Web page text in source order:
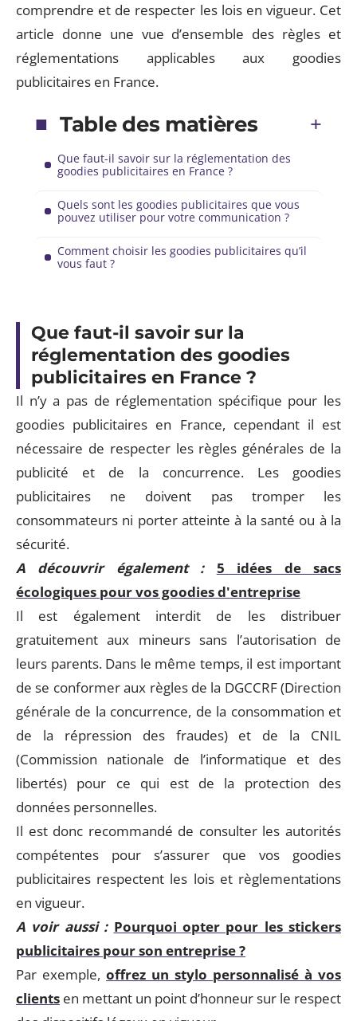
comprendre et de respecter les lois en vigueur. Cet
article donne une vue d’ensemble des règles et
réglementations applicables aux goodies
publicitaires en France.
Table des matières
Que faut-il savoir sur la réglementation des
goodies publicitaires en France ?
Quels sont les goodies publicitaires que vous
pouvez utiliser pour votre communication ?
Comment choisir les goodies publicitaires qu’il
vous faut ?
Que faut-il savoir sur la
réglementation des goodies
publicitaires en France ?
Il n’y a pas de réglementation spécifique pour les
goodies publicitaires en France, cependant il est
nécessaire de respecter les règles générales de la
publicité et de la concurrence. Les goodies
publicitaires ne doivent pas tromper les
consommateurs ni porter atteinte à la santé ou à la
sécurité.
A découvrir également :
5 idées de sacs
écologiques pour vos goodies d'entreprise
Il est également interdit de les distribuer
gratuitement aux mineurs sans l’autorisation de
leurs parents. Dans le même temps, il est important
de se conformer aux règles de la DGCCRF (Direction
générale de la concurrence, de la consommation et
de la répression des fraudes) et de la CNIL
(Commission nationale de l’informatique et des
libertés) pour ce qui est de la protection des
données personnelles.
Il est donc recommandé de consulter les autorités
compétentes pour s’assurer que vos goodies
publicitaires respectent les lois et règlementations
en vigueur.
A voir aussi : Pourquoi opter pour les stickers
publicitaires pour son entreprise ?
Par exemple, offrez un stylo personnalisé à vos
clients en mettant un point d’honneur sur le respect